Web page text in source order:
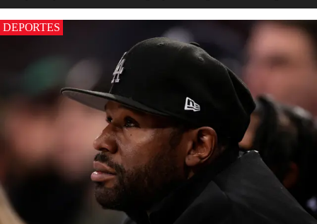
DEPORTES